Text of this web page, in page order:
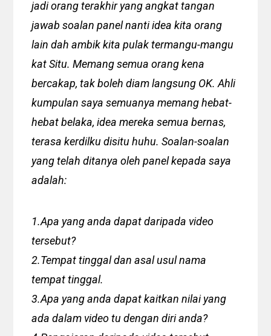
jadi orang terakhir yang angkat tangan
jawab soalan panel nanti idea kita orang
lain dah ambik kita pulak termangu-mangu
kat Situ. Memang semua orang kena
bercakap, tak boleh diam langsung OK. Ahli
kumpulan saya semuanya memang hebat-
hebat belaka, idea mereka semua bernas,
terasa kerdilku disitu huhu. Soalan-soalan
yang telah ditanya oleh panel kepada saya
adalah:
1.Apa yang anda dapat daripada video
tersebut?
2.Tempat tinggal dan asal usul nama
tempat tinggal.
3.Apa yang anda dapat kaitkan nilai yang
ada dalam video tu dengan diri anda?